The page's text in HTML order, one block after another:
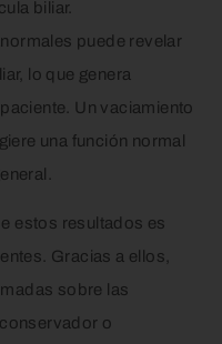
biliar.
puede revelar
lo que genera
Un vaciamiento
una función normal
estos resultados es
Gracias a ellos,
sobre las
o